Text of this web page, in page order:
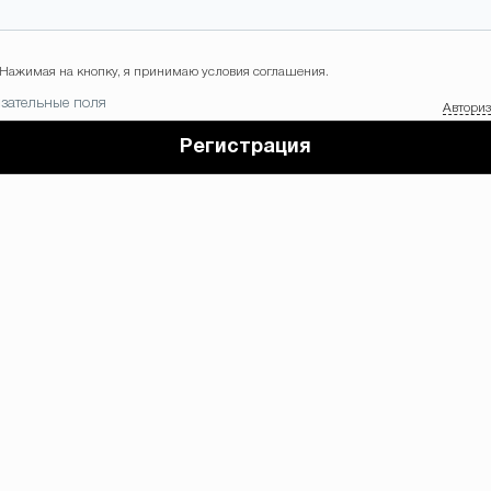
Нажимая на кнопку, я принимаю условия соглашения.
поля